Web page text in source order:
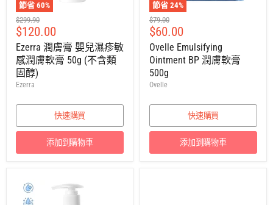
節省 60%
建
議
零
售
價
$299.90
售
價
$120.00
Ezerra 潤膚膏 嬰兒濕疹敏
感潤膚軟膏 50g (不含類
固醇)
Ezerra
快速購買
添加到購物車
節省 24%
建
議
零
售
價
$79.00
售
價
$60.00
Ovelle Emulsifying
Ointment BP 潤膚軟膏
500g
Ovelle
快速購買
添加到購物車